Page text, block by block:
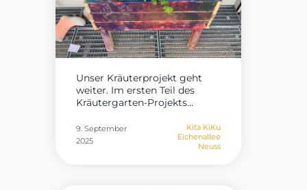
Unser Kräuterprojekt geht
weiter. Im ersten Teil des
Kräutergarten-Projekts...
9. September
2025
Kita KiKu
Eichenallee
Neuss